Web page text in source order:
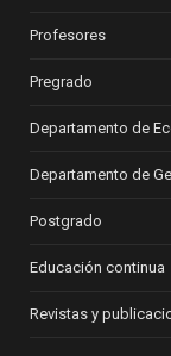
Profesores
Pregrado
Departamento de
Departamento de
Postgrado
Educación continua
Revistas y